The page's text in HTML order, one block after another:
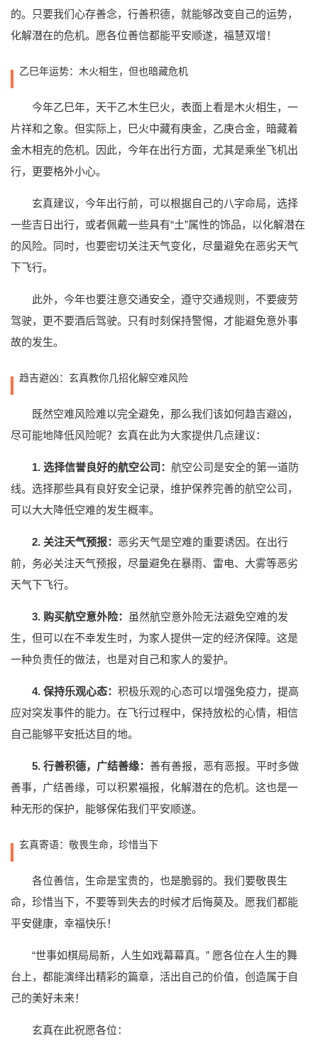
的。只要我们心存善念，行善积德，就能够改变自己的运势，
化解潜在的危机。愿各位善信都能平安顺遂，福慧双增！
乙巳年运势：木火相生，但也暗藏危机
今年乙巳年，天干乙木生巳火，表面上看是木火相生，一
片祥和之象。但实际上，巳火中藏有庚金，乙庚合金，暗藏着
金木相克的危机。因此，今年在出行方面，尤其是乘坐飞机出
行，更要格外小心。
玄真建议，今年出行前，可以根据自己的八字命局，选择
一些吉日出行，或者佩戴一些具有“土”属性的饰品，以化解潜在
的风险。同时，也要密切关注天气变化，尽量避免在恶劣天气
下飞行。
此外，今年也要注意交通安全，遵守交通规则，不要疲劳
驾驶，更不要酒后驾驶。只有时刻保持警惕，才能避免意外事
故的发生。
趋吉避凶：玄真教你几招化解空难风险
既然空难风险难以完全避免，那么我们该如何趋吉避凶，
尽可能地降低风险呢？玄真在此为大家提供几点建议：
1. 选择信誉良好的航空公司： 航空公司是安全的第一道防
线。选择那些具有良好安全记录，维护保养完善的航空公司，
可以大大降低空难的发生概率。
2. 关注天气预报： 恶劣天气是空难的重要诱因。在出行
前，务必关注天气预报，尽量避免在暴雨、雷电、大雾等恶劣
天气下飞行。
3. 购买航空意外险：
虽然航空意外险无法避免空难的发
生，但可以在不幸发生时，为家人提供一定的经济保障。这是
一种负责任的做法，也是对自己和家人的爱护。
4. 保持乐观心态： 积极乐观的心态可以增强免疫力，提高
应对突发事件的能力。在飞行过程中，保持放松的心情，相信
自己能够平安抵达目的地。
5. 行善积德，广结善缘： 善有善报，恶有恶报。平时多做
善事，广结善缘，可以积累福报，化解潜在的危机。这也是一
种无形的保护，能够保佑我们平安顺遂。
玄真寄语：敬畏生命，珍惜当下
各位善信，生命是宝贵的，也是脆弱的。我们要敬畏生
命，珍惜当下，不要等到失去的时候才后悔莫及。愿我们都能
平安健康，幸福快乐！
“世事如棋局局新，人生如戏幕幕真。” 愿各位在人生的舞
台上，都能演绎出精彩的篇章，活出自己的价值，创造属于自
己的美好未来！
玄真在此祝愿各位：